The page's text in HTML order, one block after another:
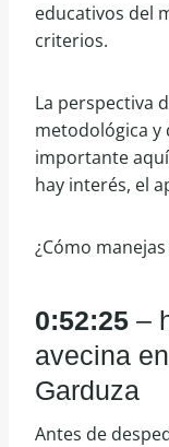
educativos del
criterios.
La perspectiva
metodológica y
importante
hay interés, el
¿Cómo
0:52:25 –
avecina
Garduza
Antes de